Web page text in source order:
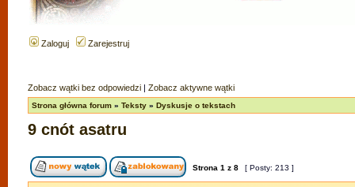
Zaloguj Zarejestruj
Zobacz wątki bez odpowiedzi | Zobacz aktywne wątki
Strona główna forum » Teksty » Dyskusje o tekstach
9 cnót asatru
Strona 1 z 8 [ Posty: 213 ]